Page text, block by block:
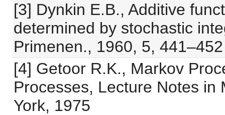
[3] Dynkin E.B., Additive
determined by stochastic
Primenen., 1960, 5,
[4] Getoor R.K., Markov
Processes, Lecture Notes in
York, 1975